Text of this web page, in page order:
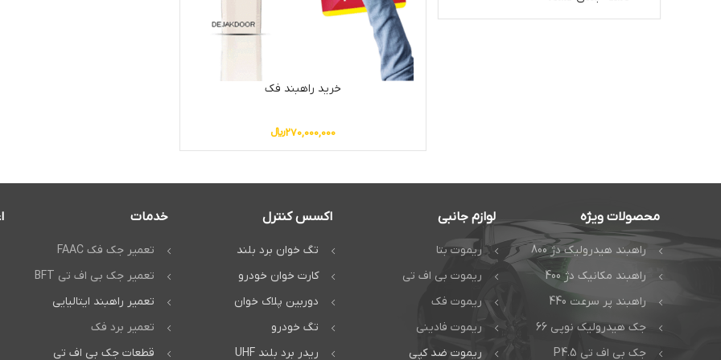
خرید راهبند فک
270,000,000﷼
محصولات ویژه
راهبند هیدرولیک دژ 800
راهبند مکانیک دژ 400
راهبند پر سرعت 440
جک هیدرولیک نوپی 66
جک بی اف تی P4.5
لوازم جانبی
ریموت بتا
ریموت بی اف تی
ریموت فک
ریموت فادینی
ریموت ضد کپی
اکسس کنترل
تگ خوان برد بلند
کارت خوان خودرو
دوربین پلاک خوان
تگ خودرو
ریدر برد بلند UHF
خدمات
تعمیر جک فک FAAC
تعمیر جک بی اف تی BFT
تعمیر راهبند ایتالیایی
تعمیر برد فک
قطعات جک بی اف تی